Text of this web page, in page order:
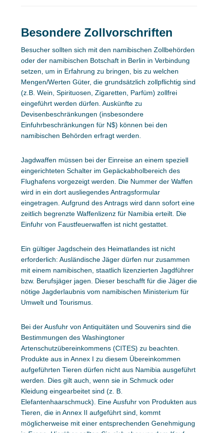
Besondere Zollvorschriften
Besucher sollten sich mit den namibischen Zollbehörden
oder der namibischen Botschaft in Berlin in Verbindung
setzen, um in Erfahrung zu bringen, bis zu welchen
Mengen/Werten Güter, die grundsätzlich zollpflichtig sind
(z.B. Wein, Spirituosen, Zigaretten, Parfüm) zollfrei
eingeführt werden dürfen. Auskünfte zu
Devisenbeschränkungen (insbesondere
Einfuhrbeschränkungen für N$) können bei den
namibischen Behörden erfragt werden.
Jagdwaffen müssen bei der Einreise an einem speziell
eingerichteten Schalter im Gepäckabholbereich des
Flughafens vorgezeigt werden. Die Nummer der Waffen
wird in ein dort ausliegendes Antragsformular
eingetragen. Aufgrund des Antrags wird dann sofort eine
zeitlich begrenzte Waffenlizenz für Namibia erteilt. Die
Einfuhr von Faustfeuerwaffen ist nicht gestattet.
Ein gültiger Jagdschein des Heimatlandes ist nicht
erforderlich: Ausländische Jäger dürfen nur zusammen
mit einem namibischen, staatlich lizenzierten Jagdführer
bzw. Berufsjäger jagen. Dieser beschafft für die Jäger die
nötige Jagderlaubnis vom namibischen Ministerium für
Umwelt und Tourismus.
Bei der Ausfuhr von Antiquitäten und Souvenirs sind die
Bestimmungen des Washingtoner
Artenschutzübereinkommens (CITES) zu beachten.
Produkte aus in Annex I zu diesem Übereinkommen
aufgeführten Tieren dürfen nicht aus Namibia ausgeführt
werden. Dies gilt auch, wenn sie in Schmuck oder
Kleidung eingearbeitet sind (z. B.
Elefantenhaarschmuck). Eine Ausfuhr von Produkten aus
Tieren, die in Annex II aufgeführt sind, kommt
möglicherweise mit einer entsprechenden Genehmigung